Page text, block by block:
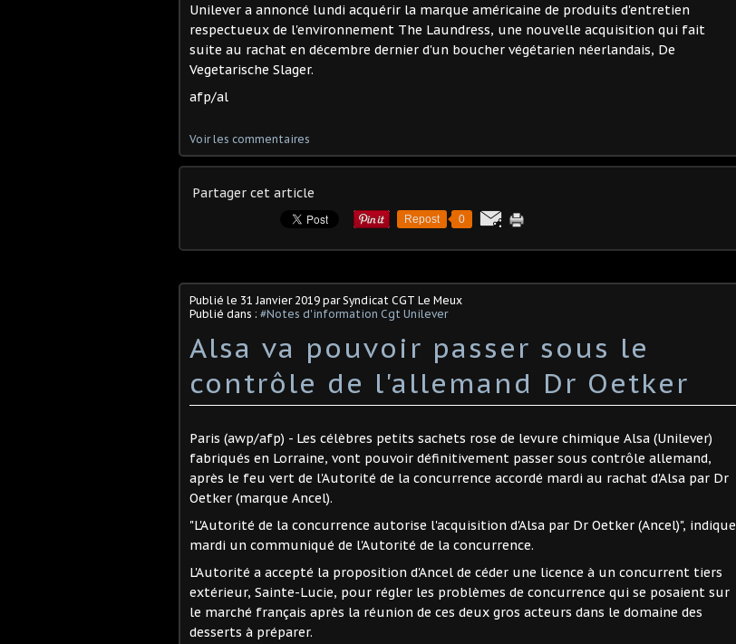
Unilever a annoncé lundi acquérir la marque américaine de produits d'entretien
respectueux de l'environnement The Laundress, une nouvelle acquisition qui fait
suite au rachat en décembre dernier d'un boucher végétarien néerlandais, De
Vegetarische Slager.
afp/al
Voir les commentaires
Partager cet article
Repost 0
Publié le 31 Janvier 2019 par Syndicat CGT Le Meux
Publié dans : #Notes d'information Cgt Unilever
Alsa va pouvoir passer sous le
contrôle de l'allemand Dr Oetker
Paris (awp/afp) - Les célèbres petits sachets rose de levure chimique Alsa (Unilever)
fabriqués en Lorraine, vont pouvoir définitivement passer sous contrôle allemand,
après le feu vert de l'Autorité de la concurrence accordé mardi au rachat d'Alsa par Dr
Oetker (marque Ancel).
"L'Autorité de la concurrence autorise l'acquisition d'Alsa par Dr Oetker (Ancel)", indique
mardi un communiqué de l'Autorité de la concurrence.
L'Autorité a accepté la proposition d'Ancel de céder une licence à un concurrent tiers
extérieur, Sainte-Lucie, pour régler les problèmes de concurrence qui se posaient sur
le marché français après la réunion de ces deux gros acteurs dans le domaine des
desserts à préparer.